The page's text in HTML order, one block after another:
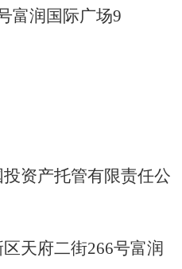
富润国际广场9
资产托管有限责任公
天府二街266号富润